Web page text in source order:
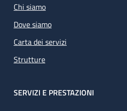
Chi siamo
Dove siamo
Carta dei servizi
Strutture
SERVIZI E PRESTAZIONI